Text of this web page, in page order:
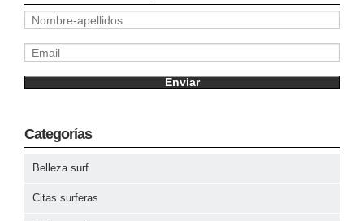
Categorías
Belleza surf
Citas surferas